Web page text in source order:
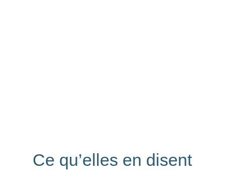
Ce qu’elles en disent